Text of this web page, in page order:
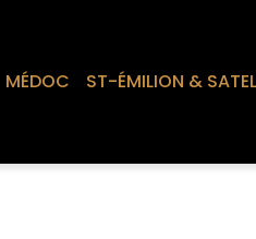
MÉDOC ST-ÉMILION &